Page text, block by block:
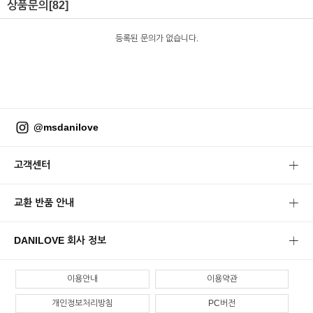
상품문의 [82]
등록된 문의가 없습니다.
@msdanilove
고객센터
교환 반품 안내
DANILOVE 회사 정보
이용안내 이용약관
개인정보처리방침 PC버전